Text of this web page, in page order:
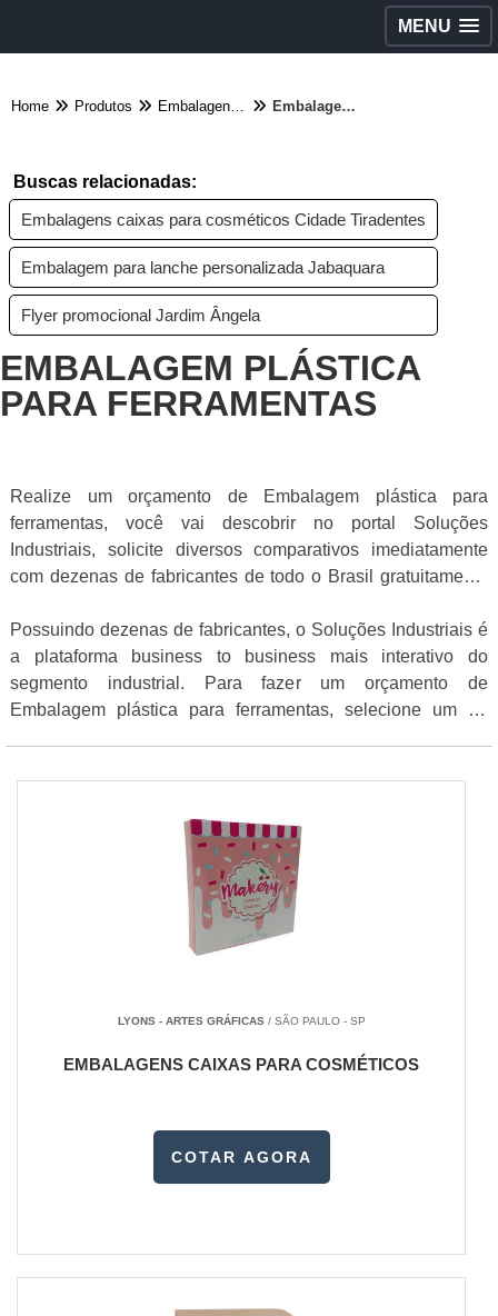
MENU
Home Produtos Embalagens diversas - Categoria Embalagem plástica para ferramentas
Buscas relacionadas:
Embalagens caixas para cosméticos Cidade Tiradentes
Embalagem para lanche personalizada Jabaquara
Flyer promocional Jardim Ângela
EMBALAGEM PLÁSTICA
PARA FERRAMENTAS
Realize um orçamento de Embalagem plástica para
ferramentas, você vai descobrir no portal Soluções
Industriais, solicite diversos comparativos imediatamente
com dezenas de fabricantes de todo o Brasil gratuitamente
Possuindo dezenas de fabricantes, o Soluções Industriais é
a plataforma business to business mais interativo do
segmento industrial. Para fazer um orçamento de
Embalagem plástica para ferramentas, selecione um ou
LYONS - ARTES GRÁFICAS/ SÃO PAULO - SP
EMBALAGENS CAIXAS PARA COSMÉTICOS
COTAR AGORA